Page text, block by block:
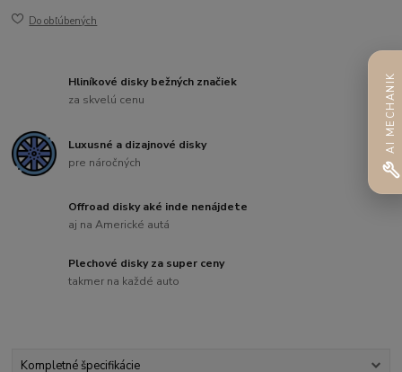
Do obľúbených
Hliníkové disky bežných značiek
za skvelú cenu
Luxusné a dizajnové disky
pre náročných
Offroad disky aké inde nenájdete
aj na Americké autá
Plechové disky za super ceny
takmer na každé auto
Kompletné špecifikácie
AI MECHANIK